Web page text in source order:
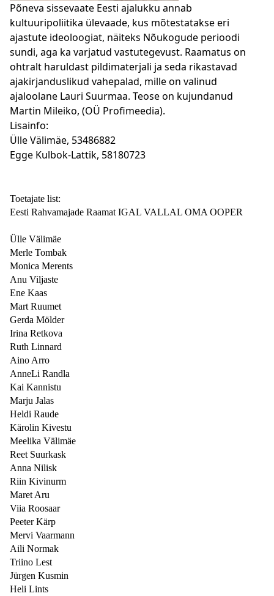
Põneva sissevaate Eesti ajalukku annab
kultuuripoliitika ülevaade, kus mõtestatakse eri
ajastute ideoloogiat, näiteks Nõukogude perioodi
sundi, aga ka varjatud vastutegevust. Raamatus on
ohtralt haruldast pildimaterjali ja seda rikastavad
ajakirjanduslikud vahepalad, mille on valinud
ajaloolane Lauri Suurmaa. Teose on kujundanud
Martin Mileiko, (OÜ Profimeedia).
Lisainfo:
Ülle Välimäe, 53486882
Egge Kulbok-Lattik, 58180723
Toetajate list:
Eesti Rahvamajade Raamat IGAL VALLAL OMA OOPER
Ülle Välimäe
Merle Tombak
Monica Merents
Anu Viljaste
Ene Kaas
Mart Ruumet
Gerda Mölder
Irina Retkova
Ruth Linnard
Aino Arro
AnneLi Randla
Kai Kannistu
Marju Jalas
Heldi Raude
Kärolin Kivestu
Meelika Välimäe
Reet Suurkask
Anna Nilisk
Riin Kivinurm
Maret Aru
Viia Roosaar
Peeter Kärp
Mervi Vaarmann
Aili Normak
Triino Lest
Jürgen Kusmin
Heli Lints